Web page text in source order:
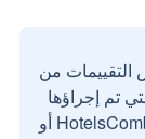
من
تم إجراؤها
بواسطة مستخدمين حقيقيين مع HotelsCombined أو